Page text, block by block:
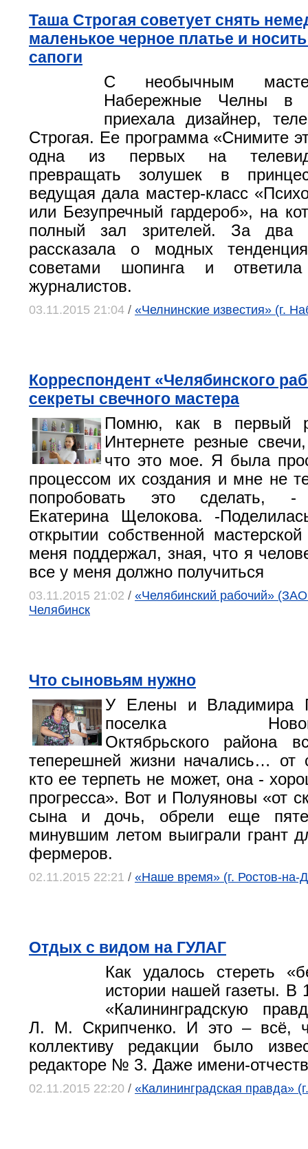
Таша Строгая советует снять
маленькое черное платье и
сапоги
С необычным
Набережные Челны в
приехала дизайнер,
Строгая. Ее программа «Снимите
одна из первых на
превращать золушек в
ведущая дала мастер-класс
или Безупречный гардероб», на
полный зал зрителей. За два
рассказала о модных
советами шопинга и
журналистов.
03.11.2015 21:04 / «Челнинские известия» (г.
Корреспондент «Челябинского
секреты свечного мастера
Помню, как в первый
Интернете резные
что это мое. Я была
процессом их создания и мне не
попробовать это сделать, -
Екатерина Щелокова. -
открытии собственной
меня поддержал, зная, что я
все у меня должно получиться
03.11.2015 21:02 / «Челябинский рабочий»
Челябинск
Что сыновьям нужно
У Елены и Владимира
поселка
Октябрьского района
теперешней жизни начались… от
кто ее терпеть не может, она -
прогресса». Вот и Полуяновы «от
сына и дочь, обрели еще
минувшим летом выиграли грант
фермеров.
02.11.2015 22:21 / «Наше время» (г. Ростов-на-
Отдых с видом на ГУЛАГ
Как удалось стереть
истории нашей газеты. В
«Калининградскую
Л. М. Скрипченко. И это – всё,
коллективу редакции было
редакторе № 3. Даже имени-
02.11.2015 22:20 / «Калининградская правда»